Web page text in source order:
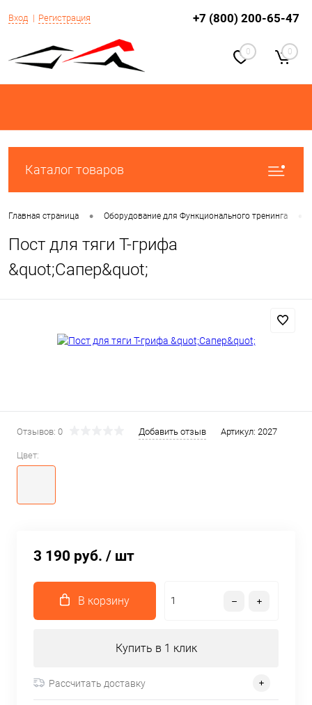
Вход Регистрация +7 (800) 200-65-47
0 0
Каталог товаров
Главная страница • Оборудование для Функционального тренинга
Пост для тяги Т-грифа
&quot;Сапер&quot;
Отзывов: 0 Добавить отзыв Артикул: 2027
Цвет:
3 190 руб. / шт
В корзину
Купить в 1 клик
Рассчитать доставку